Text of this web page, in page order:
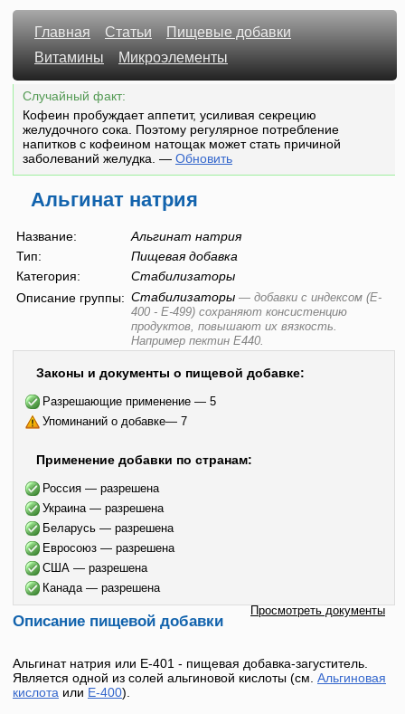
Главная Статьи
Пищевые добавки
Витамины
Микроэлементы
Случайный факт:
Кофеин пробуждает аппетит, усиливая секрецию
желудочного сока. Поэтому регулярное потребление
напитков с кофеином натощак может стать причиной
заболеваний желудка. — Обновить
Альгинат натрия
Название:
Альгинат натрия
Тип:
Пищевая добавка
Категория:
Стабилизаторы
Описание группы: Стабилизаторы — добавки с индексом (E-
400 - E-499) сохраняют консистенцию
продуктов, повышают их вязкость.
Например пектин E440.
Законы и документы о пищевой добавке:
Разрешающие применение — 5
Упоминаний о добавке— 7
Применение добавки по странам:
Россия — разрешена
Украина — разрешена
Беларусь — разрешена
Евросоюз — разрешена
США — разрешена
Канада — разрешена
Просмотреть документы
Описание пищевой добавки
Альгинат натрия или Е-401 - пищевая добавка-загуститель.
Является одной из солей альгиновой кислоты (см. Альгиновая
кислота или Е-400).